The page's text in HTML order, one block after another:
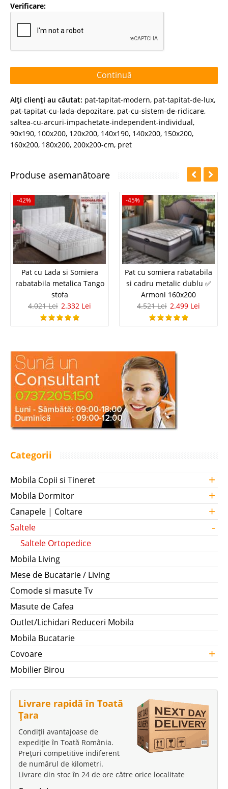
Verificare:
Continuă
Alţi clienţi au căutat: pat-tapitat-modern, pat-tapitat-de-lux,
pat-tapitat-cu-lada-depozitare, pat-cu-sistem-de-ridicare,
saltea-cu-arcuri-impachetate-independent-individual,
90x190, 100x200, 120x200, 140x190, 140x200, 150x200,
160x200, 180x200, 200x200-cm, pret
Produse asemanătoare
-42%
Pat cu Lada si Somiera
rabatabila metalica Tango
stofa
4.021 Lei 2.332 Lei
-45%
Pat cu somiera rabatabila
si cadru metalic dublu ✅
Armoni 160x200
4.521 Lei 2.499 Lei
Categorii
Mobila Copii si Tineret +
Mobila Dormitor +
Canapele | Coltare +
Saltele -
Saltele Ortopedice
Mobila Living
Mese de Bucatarie / Living
Comode si masute Tv
Masute de Cafea
Outlet/Lichidari Reduceri Mobila
Mobila Bucatarie
Covoare
+
Mobilier Birou
Livrare rapidă în Toată
Țara
Condiții avantajoase de
expediție în Toată România.
Prețuri competitive indiferent
de numărul de kilometri.
Livrare din stoc în 24 de ore către orice localitate